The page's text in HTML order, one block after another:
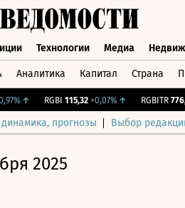
Технологии Медиа
Аналитика Капитал Страна
↑ RGBI 115,32 +0,07%↑ RGBITR 776,47
прогнозы Выбор
2025